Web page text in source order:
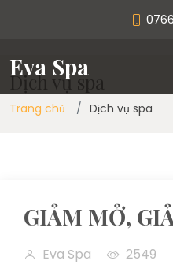
Eva Spa
Dịch vụ spa
Trang chủ Dịch vụ spa
GIẢM MỞ,
Eva Spa 2549